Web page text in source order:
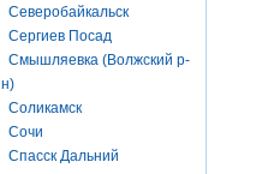
Северобайкальск
Сергиев Посад
Смышляевка (Волжский р-
н)
Соликамск
Сочи
Спасск Дальний